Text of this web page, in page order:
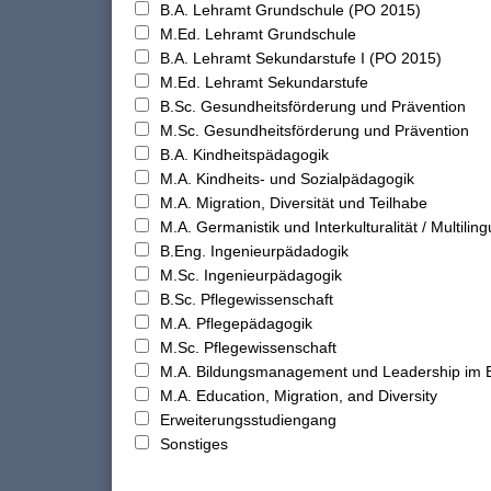
B.A. Lehramt Grundschule (PO 2015)
M.Ed. Lehramt Grundschule
B.A. Lehramt Sekundarstufe I (PO 2015)
M.Ed. Lehramt Sekundarstufe
B.Sc. Gesundheitsförderung und Prävention
M.Sc. Gesundheitsförderung und Prävention
B.A. Kindheitspädagogik
M.A. Kindheits- und Sozialpädagogik
M.A. Migration, Diversität und Teilhabe
M.A. Germanistik und Interkulturalität /
B.Eng. Ingenieurpädadogik
M.Sc. Ingenieurpädagogik
B.Sc. Pflegewissenschaft
M.A. Pflegepädagogik
M.Sc. Pflegewissenschaft
M.A. Bildungsmanagement und Leadership im
M.A. Education, Migration, and Diversity
Erweiterungsstudiengang
Sonstiges